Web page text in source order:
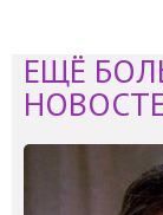
ЕЩЁ